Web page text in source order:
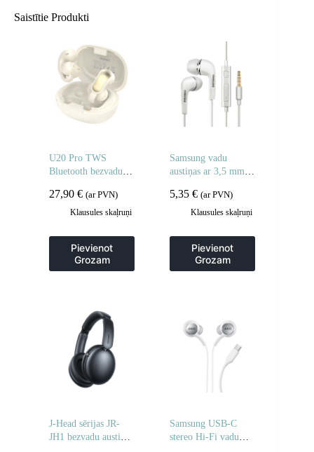
Saistītie Produkti
U20 Pro TWS
Bluetooth bezvadu
27,90 € (ar PVN)
Klausules skaļruņi
Pievienot
Grozam
Samsung vadu
austiņas ar 3,5 mm
Hi-Fi – baltas
5,35€ (ar PVN)
Klausules skaļruņi
Pievienot
Grozam
J-Head sērijas JR-
JH1 bezvadu austiņas
Samsung USB-C
stereo Hi-Fi vadu